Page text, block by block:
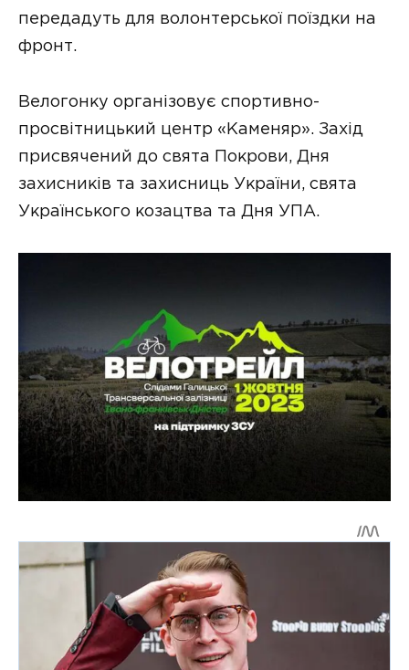
передадуть для волонтерської поїздки на
фронт.
Велогонку організовує спортивно-
просвітницький центр «Каменяр». Захід
присвячений до свята Покрови, Дня
захисників та захисниць України, свята
Українського козацтва та Дня УПА.